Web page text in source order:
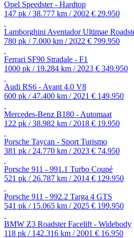
Opel Speedster - Hardtop
147 pk / 38.777 km / 2002 € 29.950
Lamborghini Aventador Ultimae
780 pk / 7.000 km / 2022 € 799.950
Ferrari SF90 Stradale - F1
1000 pk / 19.284 km / 2023 € 349.950
Audi RS6 - Avant 4.0 V8
600 pk / 47.400 km / 2021 € 149.950
Mercedes-Benz B180 - Automaat
122 pk / 38.982 km / 2018 € 19.950
Porsche Taycan - Sport Turismo
381 pk / 24.770 km / 2023 € 74.950
Porsche 911 - 991.1 Turbo Coupé
521 pk / 26.787 km / 2014 € 129.950
Porsche 911 - 992.2 Targa 4 GTS
541 pk / 15.065 km / 2025 € 199.950
BMW Z3 Roadster Facelift - Widebody
118 pk / 142.316 km / 2001 € 16.950